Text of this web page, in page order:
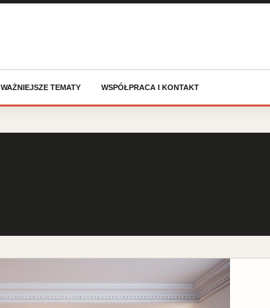
WAŻNIEJSZE TEMATY WSPÓŁPRACA I KONTAKT